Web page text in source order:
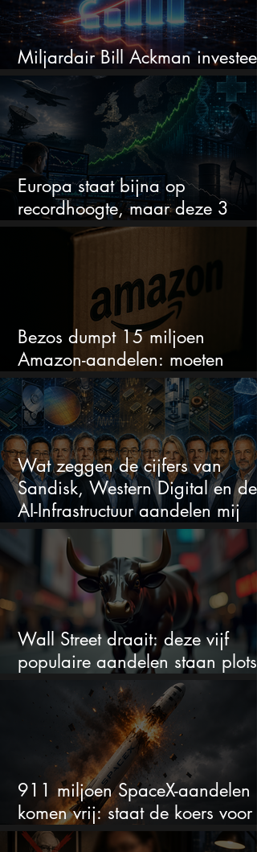
Miljardair Bill Ackman investeert
miljarden in dit techaandeel
Europa staat bijna op
recordhoogte, maar deze 3
sectoren vallen nu op
Bezos dumpt 15 miljoen
Amazon-aandelen: moeten
beleggers zich zorgen maken?
Wat zeggen de cijfers van
Sandisk, Western Digital en de
AI-Infrastructuur aandelen mij
werkelijk
Wall Street draait: deze vijf
populaire aandelen staan plots
onder spanning
911 miljoen SpaceX-aandelen
komen vrij: staat de koers voor
een nieuwe crash?